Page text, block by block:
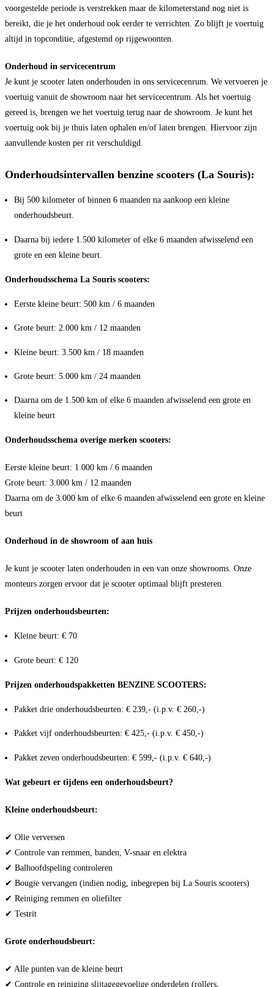
voorgestelde periode is verstrekken maar de kilometerstand nog niet is
bereikt, die je het onderhoud ook eerder te verrichten. Zo blijft je voertuig
altijd in topconditie, afgestemd op rijgewoonten.
Onderhoud in servicecentrum
Je kunt je scooter laten onderhouden in ons servicecenrum. We vervoeren je
voertuig vanuit de showroom naar het servicecentrum. Als het voertuig
gereed is, brengen we het voertuig terug naar de showroom. Je kunt het
voertuig ook bij je thuis laten ophalen en/of laten brengen. Hiervoor zijn
aanvullende kosten per rit verschuldigd.
Onderhoudsintervallen benzine scooters (La Souris):
Bij 500 kilometer of binnen 6 maanden na aankoop een kleine
onderhoudsbeurt.
Daarna bij iedere 1.500 kilometer of elke 6 maanden afwisselend een
grote en een kleine beurt.
Onderhoudsschema La Souris scooters:
Eerste kleine beurt: 500 km / 6 maanden
Grote beurt: 2.000 km / 12 maanden
Kleine beurt: 3.500 km / 18 maanden
Grote beurt: 5.000 km / 24 maanden
Daarna om de 1.500 km of elke 6 maanden afwisselend een grote en
kleine beurt
Onderhoudsschema overige merken scooters:
Eerste kleine beurt: 1.000 km / 6 maanden
Grote beurt: 3.000 km / 12 maanden
Daarna om de 3.000 km of elke 6 maanden afwisselend een grote en kleine
beurt
Onderhoud in de showroom of aan huis
Je kunt je scooter laten onderhouden in een van onze showrooms. Onze
monteurs zorgen ervoor dat je scooter optimaal blijft presteren.
Prijzen onderhoudsbeurten:
Kleine beurt: € 70
Grote beurt: € 120
Prijzen onderhoudspakketten BENZINE SCOOTERS:
Pakket drie onderhoudsbeurten: € 239,- (i.p.v. € 260,-)
Pakket vijf onderhoudsbeurten: € 425,- (i.p.v. € 450,-)
Pakket zeven onderhoudsbeurten: € 599,- (i.p.v. € 640,-)
Wat gebeurt er tijdens een onderhoudsbeurt?
Kleine onderhoudsbeurt:
✔ Olie verversen
✔ Controle van remmen, banden, V-snaar en elektra
✔ Balhoofdspeling controleren
✔ Bougie vervangen (indien nodig, inbegrepen bij La Souris scooters)
✔ Reiniging remmen en oliefilter
✔ Testrit
Grote onderhoudsbeurt:
✔ Alle punten van de kleine beurt
✔ Controle en reiniging slijtagegevoelige onderdelen (rollers,